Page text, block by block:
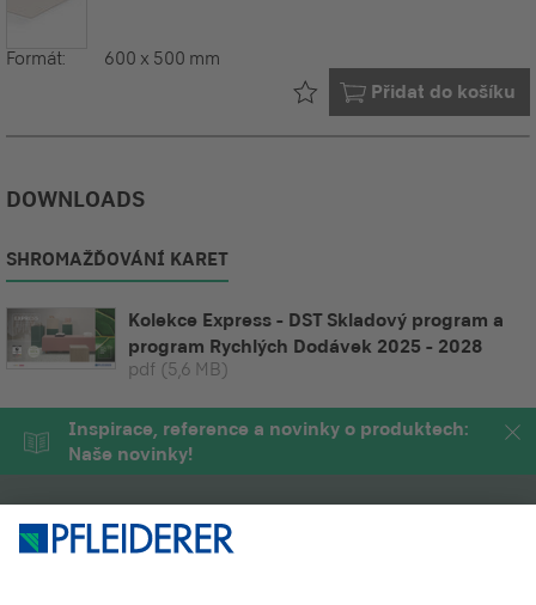
Formát: 600 x 500 mm
Přidat do košíku
Již ve vašem
DOWNLOADS
SHROMAŽĎOVÁNÍ KARET
Kolekce Express - DST Skladový program a
program Rychlých Dodávek 2025 - 2028
pdf (5,6 MB)
Inspirace, reference a novinky o produktech:
Naše novinky!